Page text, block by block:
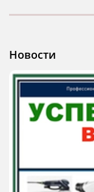
Новости